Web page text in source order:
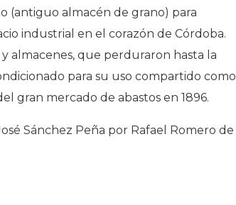
(antiguo almacén de grano) para
industrial en el corazón de Córdoba.
almacenes, que perduraron hasta la
para su uso compartido como
gran mercado de abastos en 1896.